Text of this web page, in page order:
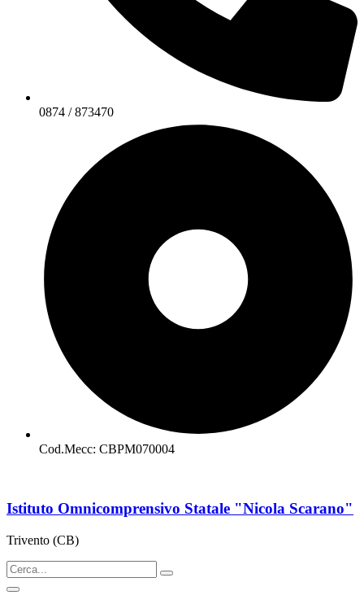
0874 / 873470
Cod.Mecc: CBPM070004
Istituto Omnicomprensivo Statale "Nicola Scarano"
Trivento (CB)